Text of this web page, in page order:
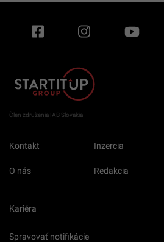
Člen združenia IAB Slovakia
Kontakt Inzercia
O nás Redakcia
Kariéra
Spravovať notifikácie